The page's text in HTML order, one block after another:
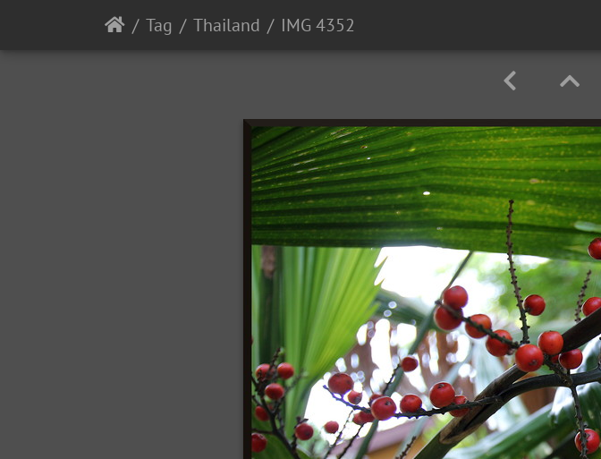
Tag Thailand IMG 4352